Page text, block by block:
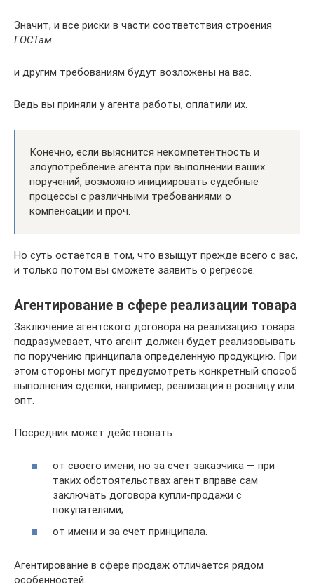
Значит, и все риски в части соответствия строения
ГОСТам
и другим требованиям будут возложены на вас.
Ведь вы приняли у агента работы, оплатили их.
Конечно, если выяснится некомпетентность и
злоупотребление агента при выполнении ваших
поручений, возможно инициировать судебные
процессы с различными требованиями о
компенсации и проч.
Но суть остается в том, что взыщут прежде всего с вас,
и только потом вы сможете заявить о регрессе.
Агентирование в сфере реализации товара
Заключение агентского договора на реализацию товара
подразумевает, что агент должен будет реализовывать
по поручению принципала определенную продукцию. При
этом стороны могут предусмотреть конкретный способ
выполнения сделки, например, реализация в розницу или
опт.
Посредник может действовать:
от своего имени, но за счет заказчика — при
таких обстоятельствах агент вправе сам
заключать договора купли-продажи с
покупателями;
от имени и за счет принципала.
Агентирование в сфере продаж отличается рядом
особенностей.